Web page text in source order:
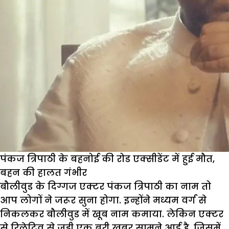
पंकज त्रिपाठी के बहनोई की रोड एक्सीडेंट में हुई मौत,
बहन की हालत गंभीर
बौलीवुड के दिग्गज एक्टर पंकज त्रिपाठी का नाम तो
आप लोगों ने जरूर सुना होगा. इन्होंने मध्यम वर्ग से
निकलकर बौलीवुड में खूब नाम कमाया. लेकिन एक्टर